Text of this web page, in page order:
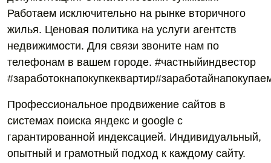
Работаем исключительно на рынке вторичного
жилья. Ценовая политика на услуги агентств
недвижимости. Для связи звоните нам по
телефонам в вашем городе. #частныйиндвестор
Профессиональное продвижение сайтов в
системах поиска яндекс и google с
гарантированной индексацией. Индивидуальный,
опытный и грамотный подход к каждому сайту.